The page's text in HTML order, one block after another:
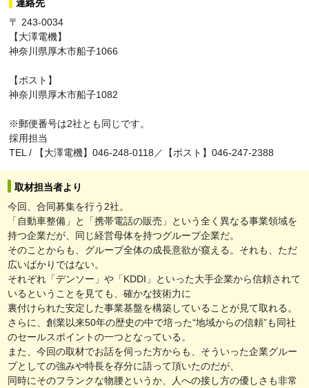
連絡先
〒 243-0034
【大澤電機】
神奈川県厚木市船子1066
【ポスト】
神奈川県厚木市船子1082
※郵便番号は2社とも同じです。
採用担当
TEL / 【大澤電機】046-248-0118／【ポスト】046-247-2388
取材担当者より
今回、合同募集を行う2社。
「自動車整備」と「携帯電話の販売」という全く異なる事業領域を
持つ企業だが、同じ経営母体を持つグループ企業だ。
そのことからも、グループ全体の成長意欲が窺える。それも、ただ
広いばかりではない。
それぞれ「デンソー」や「KDDI」といった大手企業から信頼されて
いるということを見ても、確かな技術力に
裏付けられた安定した事業基盤を構築していることが見て取れる。
さらに、創業以来50年の歴史の中で培った“地域からの信頼”も同社
のセールスポイントの一つとなっている。
また、今回の取材でお話を伺った方からも、そういった企業グルー
プとしての強みや特長を存分に語って頂いたのだが、
同時にそのフランクな物腰というか、人への接し方の優しさも非常